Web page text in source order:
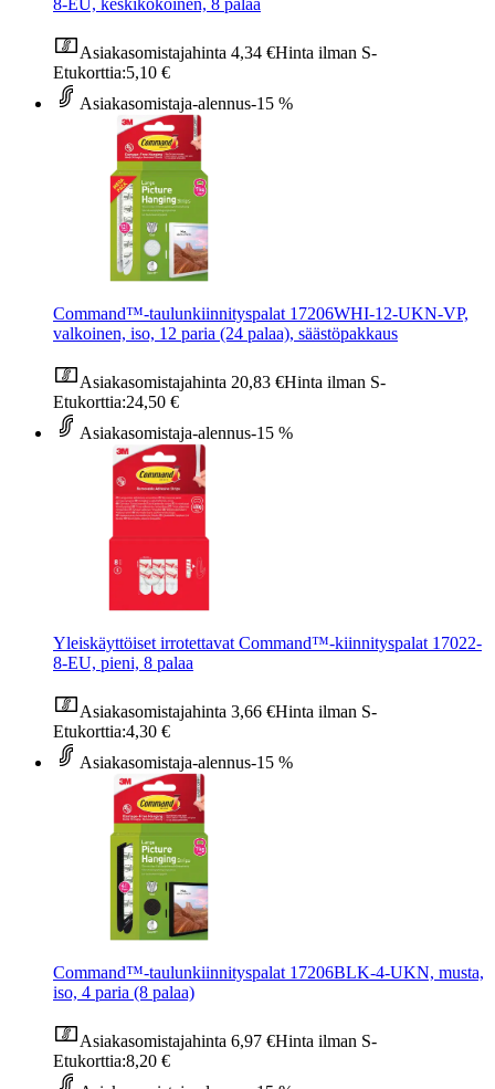
8-EU, keskikokoinen, 8 palaa
Asiakasomistajahinta 4,34 €Hinta ilman S-
Etukorttia:5,10 €
Asiakasomistaja-alennus-15 %
Command™-taulunkiinnityspalat 17206WHI-12-UKN-VP,
valkoinen, iso, 12 paria (24 palaa), säästöpakkaus
Asiakasomistajahinta 20,83 €Hinta ilman S-
Etukorttia:24,50 €
Asiakasomistaja-alennus-15 %
Yleiskäyttöiset irrotettavat Command™-kiinnityspalat 17022-
8-EU, pieni, 8 palaa
Asiakasomistajahinta 3,66 €Hinta ilman S-
Etukorttia:4,30 €
Asiakasomistaja-alennus-15 %
Command™-taulunkiinnityspalat 17206BLK-4-UKN, musta,
iso, 4 paria (8 palaa)
Asiakasomistajahinta 6,97 €Hinta ilman S-
Etukorttia:8,20 €